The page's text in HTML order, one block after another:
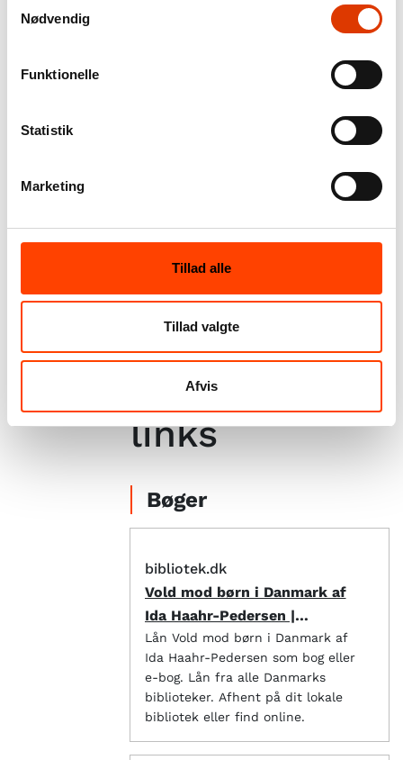
Nødvendig
Funktionelle
Statistik
Marketing
Tillad alle
Tillad valgte
Afvis
Børnesoldater
Anbefalede
links
Bøger
bibliotek.dk
Vold mod børn i Danmark af
Ida Haahr-Pedersen |
bibliotek.dk
Lån Vold mod børn i Danmark af
Ida Haahr-Pedersen som bog eller
e-bog. Lån fra alle Danmarks
biblioteker. Afhent på dit lokale
bibliotek eller find online.